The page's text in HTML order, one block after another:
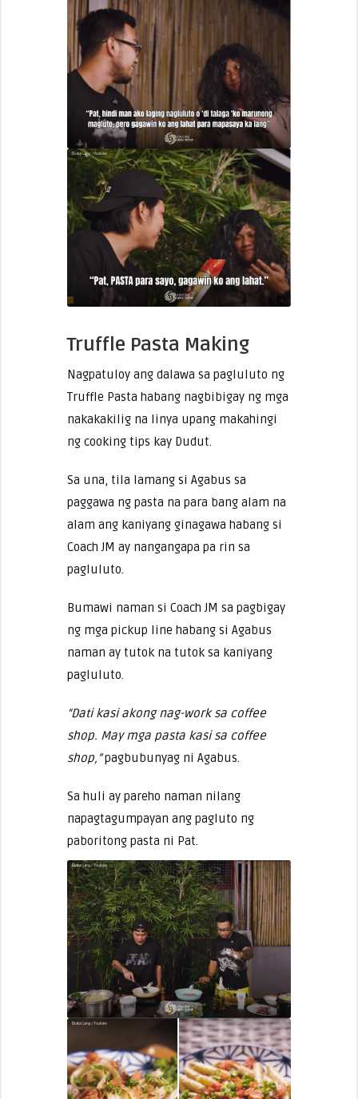
Truffle Pasta Making
Nagpatuloy ang dalawa sa pagluluto ng
Truffle Pasta habang nagbibigay ng mga
nakakakilig na linya upang makahingi
ng cooking tips kay Dudut.
Sa una, tila lamang si Agabus sa
paggawa ng pasta na para bang alam na
alam ang kaniyang ginagawa habang si
Coach JM ay nangangapa pa rin sa
pagluluto.
Bumawi naman si Coach JM sa pagbigay
ng mga pickup line habang si Agabus
naman ay tutok na tutok sa kaniyang
pagluluto.
“Dati kasi akong nag-work sa coffee
shop. May mga pasta kasi sa coffee
shop,”pagbubunyag ni Agabus.
Sa huli ay pareho naman nilang
napagtagumpayan ang pagluto ng
paboritong pasta ni Pat.